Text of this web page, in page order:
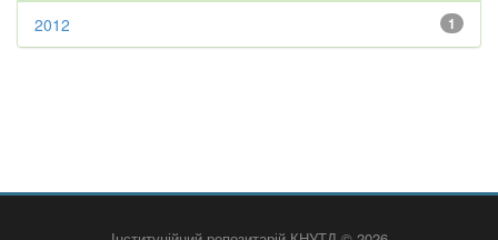
1
2012